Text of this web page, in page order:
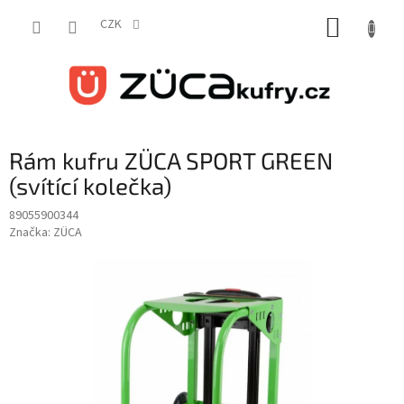
CZK
Rám kufru ZÜCA SPORT GREEN
(svítící kolečka)
89055900344
Značka: ZÜCA